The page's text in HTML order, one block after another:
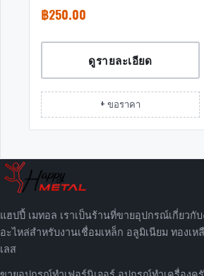
฿250.00
ดูรายละเอียด
+ ขอราคา
แฮปปี้ เมทอล เราเป็นร้านที่ขายอุปกรณ์เกี่ยวกั
อะไหล่สำหรับงานเชื่อมเหล็ก อลูมิเนียม ทองเ
เลส